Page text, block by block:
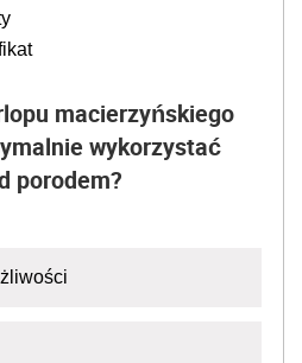
macierzyńskiego
wykorzystać
porodem?